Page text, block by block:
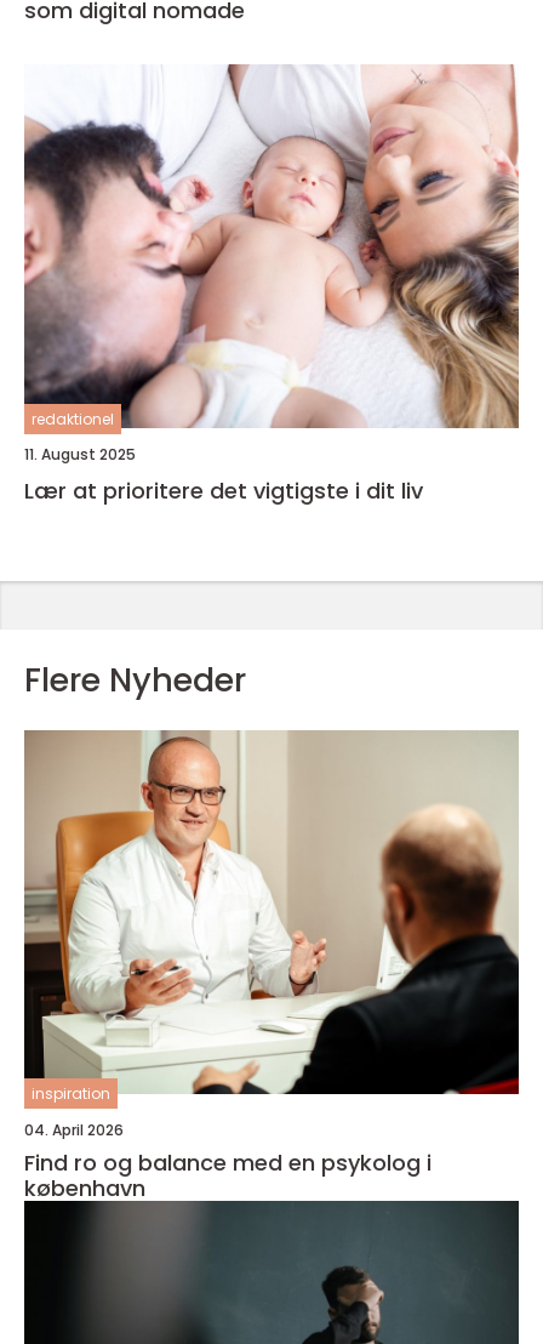
som digital nomade
redaktionel
11. August 2025
Lær at prioritere det vigtigste i dit liv
Flere Nyheder
inspiration
04. April 2026
Find ro og balance med en psykolog i
københavn